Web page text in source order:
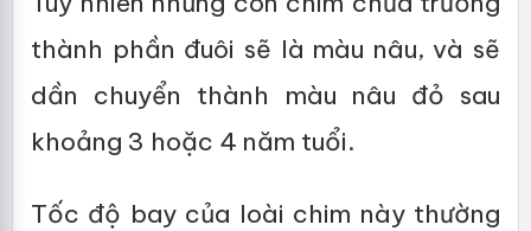
thành phần đuôi sẽ là màu nâu, và sẽ
dần chuyển thành màu nâu đỏ sau
khoảng 3 hoặc 4 năm tuổi.
Tốc độ bay của loài chim này thường